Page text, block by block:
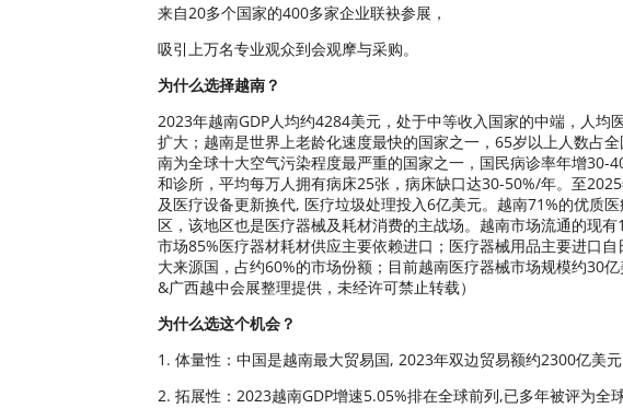
来自20多个国家的400多家企业联袂参展，
吸引上万名专业观众到会观摩与采购。
为什么选择越南？
2023年越南GDP人均约4284美元，处于中等收入国家的中端，人
扩大；越南是世界上老龄化速度最快的国家之一，65岁以上人数占
南为全球十大空气污染程度最严重的国家之一，国民病诊率年增30-
和诊所，平均每万人拥有病床25张，病床缺口达30-50%/年。至
及医疗设备更新换代, 医疗垃圾处理投入6亿美元。越南71%的优质
区，该地区也是医疗器械及耗材消费的主战场。越南市场流通的现
市场85%医疗器材耗材供应主要依赖进口；医疗器械用品主要进口
大来源国，占约60%的市场份额；目前越南医疗器械市场规模约30
&广西越中会展整理提供，未经许可禁止转载）
为什么选这个机会？
1. 体量性：中国是越南最大贸易国, 2023年双边贸易额约2300亿美
2. 拓展性：2023越南GDP增速5.05%排在全球前列,已多年被评为全